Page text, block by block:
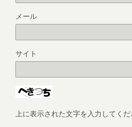
メール
サイト
上に表示された文字を入力してくだ